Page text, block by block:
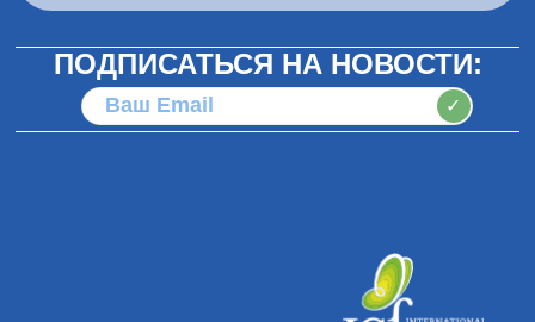
ПОДПИСАТЬСЯ НА НОВОСТИ:
✓